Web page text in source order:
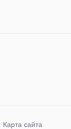
Карта сайта